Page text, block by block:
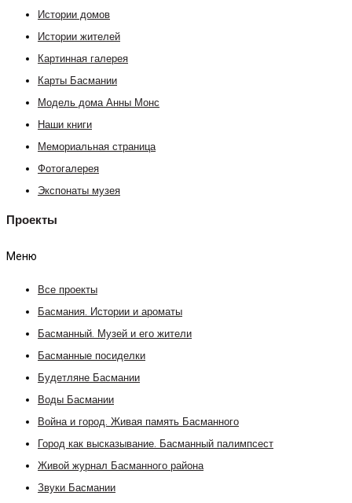
Истории домов
Истории жителей
Картинная галерея
Карты Басмании
Модель дома Анны Монс
Наши книги
Мемориальная страница
Фотогалерея
Экспонаты музея
Проекты
Меню
Все проекты
Басмания. Истории и ароматы
Басманный. Музей и его жители
Басманные посиделки
Будетляне Басмании
Воды Басмании
Война и город. Живая память Басманного
Город как высказывание. Басманный палимпсест
Живой журнал Басманного района
Звуки Басмании